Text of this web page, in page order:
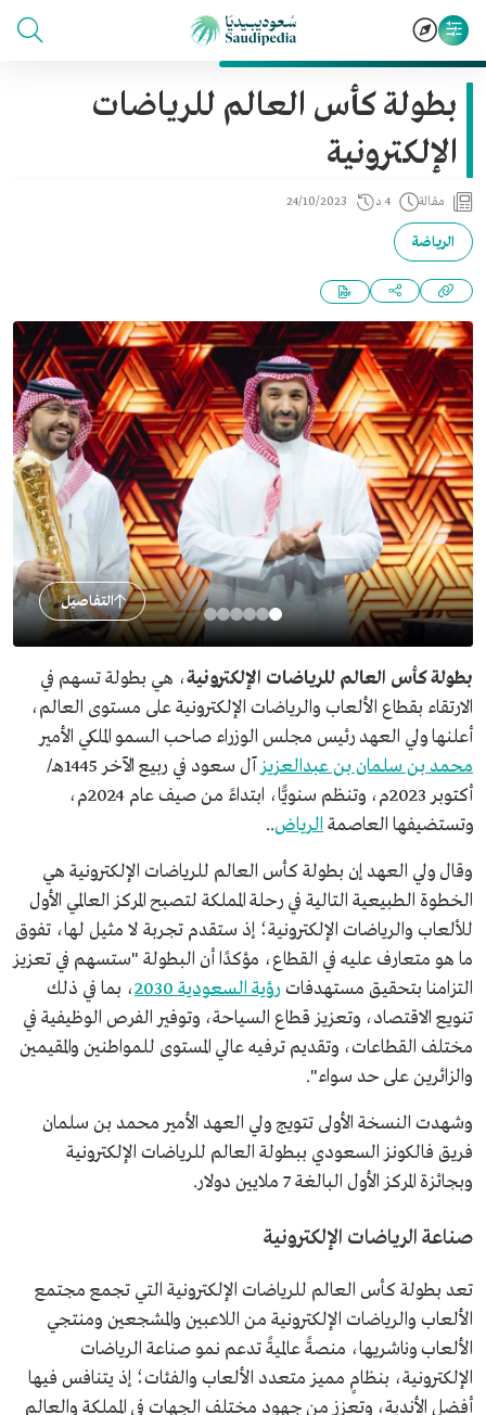
بطولة كأس العالم للرياضات
الإلكترونية
مقالة 4 د 24/10/2023
الرياضة
التفاصيل
بطولة كأس العالم للرياضات الإلكترونية، هي بطولة تسهم في
الارتقاء بقطاع الألعاب والرياضات الإلكترونية على مستوى العالم،
أعلنها ولي العهد رئيس مجلس الوزراء صاحب السمو الملكي الأمير
محمد بن سلمان بن عبدالعزيز
آل سعود في ربيع الآخر 1445هـ/
أكتوبر 2023م، وتنظم سنويًّا، ابتداءً من صيف عام 2024م،
وتستضيفها العاصمة الرياض..
وقال ولي العهد إن بطولة كأس العالم للرياضات الإلكترونية هي
الخطوة الطبيعية التالية في رحلة المملكة لتصبح المركز العالمي الأول
للألعاب والرياضات الإلكترونية؛ إذ ستقدم تجربة لا مثيل لها، تفوق
ما هو متعارف عليه في القطاع، مؤكدًا أن البطولة "ستسهم في تعزيز
التزامنا بتحقيق مستهدفات رؤية السعودية 2030
، بما في ذلك
تنويع الاقتصاد، وتعزيز قطاع السياحة، وتوفير الفرص الوظيفية في
مختلف القطاعات، وتقديم ترفيه عالي المستوى للمواطنين والمقيمين
والزائرين على حد سواء".
وشهدت النسخة الأولى تتويج ولي العهد الأمير محمد بن سلمان
فريق فالكونز السعودي ببطولة العالم للرياضات الإلكترونية
وبجائزة المركز الأول البالغة 7 ملايين دولار.
صناعة الرياضات الإلكترونية
تعد بطولة كأس العالم للرياضات الإلكترونية التي تجمع مجتمع
الألعاب والرياضات الإلكترونية من اللاعبين والمشجعين ومنتجي
الألعاب وناشريها، منصةً عالميةً تدعم نمو صناعة الرياضات
الإلكترونية، بنظامٍ مميز متعدد الألعاب والفئات؛ إذ يتنافس فيها
أفضل الأندية، وتعزز من جهود مختلف الجهات في المملكة والعالم